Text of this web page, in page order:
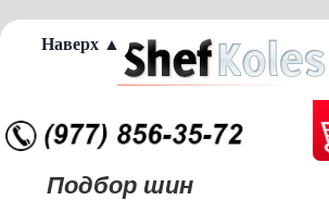
Подбор шин
Наверх ▲